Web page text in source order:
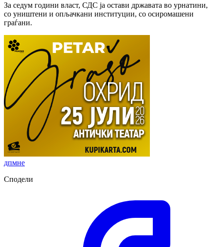
За седум години власт, СДС ја остави државата во урнатини,
со уништени и опљачкани институции, со осиромашени
граѓани.
дпмне
Сподели